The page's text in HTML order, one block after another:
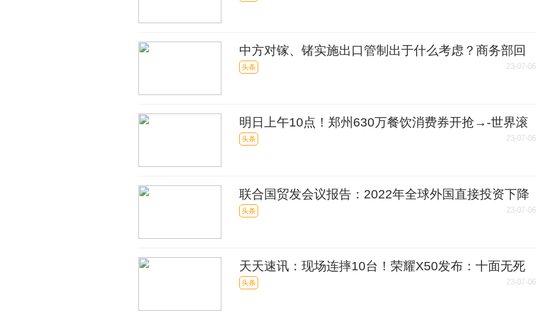
中方对镓、锗实施出口管制出于什么考虑？商务部回
应 快播
头条 23-07-06
明日上午10点！郑州630万餐饮消费券开抢→-世界滚
动
头条 23-07-06
联合国贸发会议报告：2022年全球外国直接投资下降
12％
头条 23-07-06
天天速讯：现场连摔10台！荣耀X50发布：十面无死
角抗摔，1399元起
头条 23-07-06